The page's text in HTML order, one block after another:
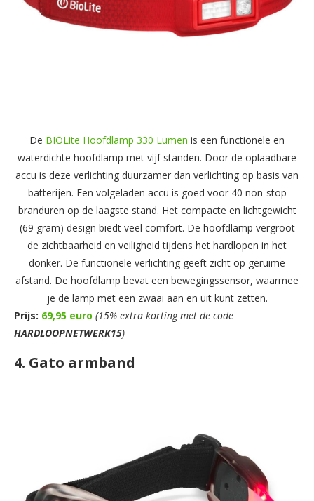
De BIOLite Hoofdlamp 330 Lumen is een functionele en
waterdichte hoofdlamp met vijf standen. Door de oplaadbare
accu is deze verlichting duurzamer dan verlichting op basis van
batterijen. Een volgeladen accu is goed voor 40 non-stop
branduren op de laagste stand. Het compacte en lichtgewicht
(69 gram) design biedt veel comfort. De hoofdlamp vergroot
de zichtbaarheid en veiligheid tijdens het hardlopen in het
donker. De functionele verlichting geeft zicht op geruime
afstand. De hoofdlamp bevat een bewegingssensor, waarmee
je de lamp met een zwaai aan en uit kunt zetten.
Prijs: 69,95 euro (15% extra korting met de code
HARDLOOPNETWERK15)
4. Gato armband